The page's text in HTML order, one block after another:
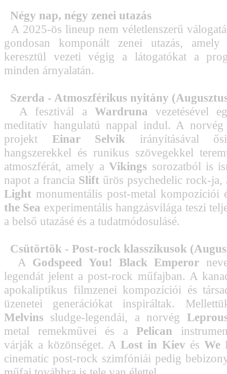
Négy nap, négy zenei utazás
A 2025-ös lineup nem véletlenszerű
gondosan komponált zenei utazás,
keresztül vezeti végig a látogatókat a
minden árnyalatán.
Szerda - Atmoszférikus nyitány
A fesztivál a Wardruna vezetésével
meditatív hangulatú nappal indul. A
projekt Einar Selvik irányításával
hangszerekkel és runikus szövegekkel
atmoszférát, amely aVikings sorozatból is
napot a francia Slift űrös psychedelic rock-
Light monumentális post-metal kompozíciói
the Sea experimentális hangzásvilága teszi
a belső utazásé és a tudatmódosulásé.
Csütörtök - Post-rock klasszikusok
A Godspeed You! Black Emperor
legendát jelent a post-rock műfajban. A
apokaliptikus filmzenei kompozíciói és
üzenetei generációkat inspiráltak.
Melvins sludge-legendái, a norvég
metal remekművei és a Pelican
várják a közönséget. ALost in Kievés We
cinematic post-rock szimfóniái pedig